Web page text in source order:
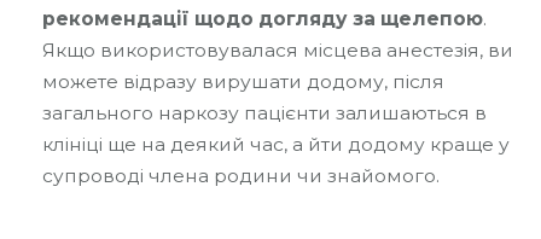
рекомендації щодо догляду за щелепою.
Якщо використовувалася місцева анестезія, ви
можете відразу вирушати додому, після
загального наркозу пацієнти залишаються в
клініці ще на деякий час, а йти додому краще у
супроводі члена родини чи знайомого.